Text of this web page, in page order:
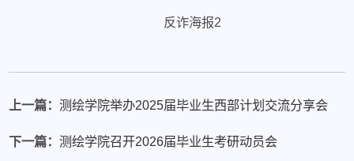
反诈海报2
上一篇：测绘学院举办2025届毕业生西部计划交流分享会
下一篇：测绘学院召开2026届毕业生考研动员会